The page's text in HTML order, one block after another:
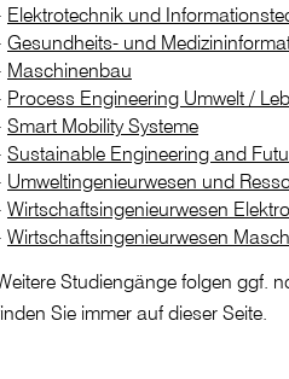
Elektrotechnik und
Gesundheits- und
Maschinenbau
Process Engineering Umwelt /
Smart Mobility Systeme
Sustainable Engineering and
Umweltingenieurwesen und
Wirtschaftsingenieurwesen
Wirtschaftsingenieurwesen
Studiengänge folgen ggf.
Sie immer auf dieser Seite.